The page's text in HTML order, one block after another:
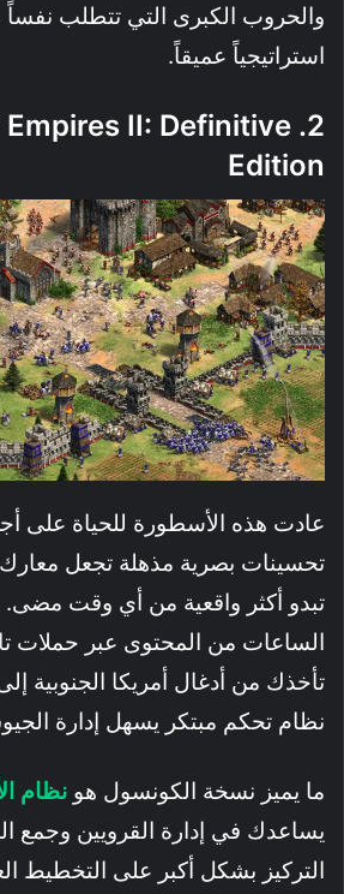
والحروب الكبرى التي تتطلب نفساً
استراتيجياً عميقاً.
Empires II: Definitive
Edition
عادت هذه الأسطورة للحياة على
تحسينات بصرية مذهلة تجعل
تبدو أكثر واقعية من أي وقت مضى.
الساعات من المحتوى عبر حملات
تأخذك من أدغال أمريكا الجنوبية
نظام تحكم مبتكر يسهل إدارة
ما يميز نسخة الكونسول هو نظام
يساعدك في إدارة القرويين وجمع
التركيز بشكل أكبر على التخطيط